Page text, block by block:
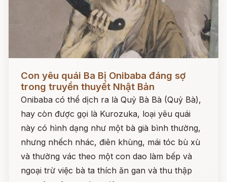
Con yêu quái Ba Bị Onibaba đáng sợ
trong truyền thuyết Nhật Bản
Onibaba có thể dịch ra là Quỷ Bà Bà (Quỷ Bà),
hay còn được gọi là Kurozuka, loại yêu quái
này có hình dạng như một bà già bình thường,
nhưng nhếch nhác, điên khùng, mái tóc bù xù
và thường vác theo một con dao làm bếp và
ngoại trừ việc bà ta thích ăn gan và thu thập